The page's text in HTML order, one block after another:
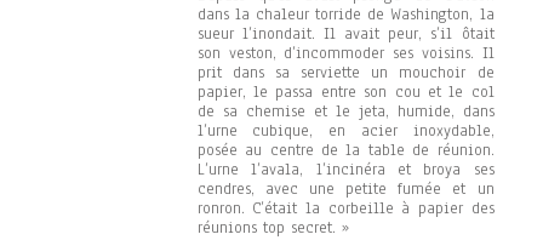
dans la chaleur torride de Washington, la
sueur l’inondait. Il avait peur, s’il ôtait
son veston, d’incommoder ses voisins. Il
prit dans sa serviette un mouchoir de
papier, le passa entre son cou et le col
de sa chemise et le jeta, humide, dans
l’urne cubique, en acier inoxydable,
posée au centre de la table de réunion.
L’urne l’avala, l’incinéra et broya ses
cendres, avec une petite fumée et un
ronron. C’était la corbeille à papier des
réunions top secret. »